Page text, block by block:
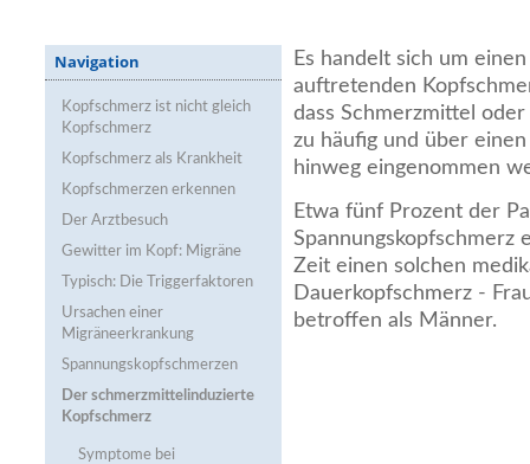
Navigation
Kopfschmerz ist nicht gleich
Kopfschmerz
Kopfschmerz als Krankheit
Kopfschmerzen erkennen
Der Arztbesuch
Gewitter im Kopf: Migräne
Typisch: Die Triggerfaktoren
Ursachen einer
Migräneerkrankung
Spannungskopfschmerzen
Der schmerzmittel­induzierte
Kopfschmerz
Symptome bei
Es handelt sich um
auftretenden
dass Schmerzmittel
zu häufig und über
hinweg eingenommen
Etwa fünf Prozent der
Spannungskopfschmerz
Zeit einen solchen
Dauerkopfschmerz -
betroffen als Männer.